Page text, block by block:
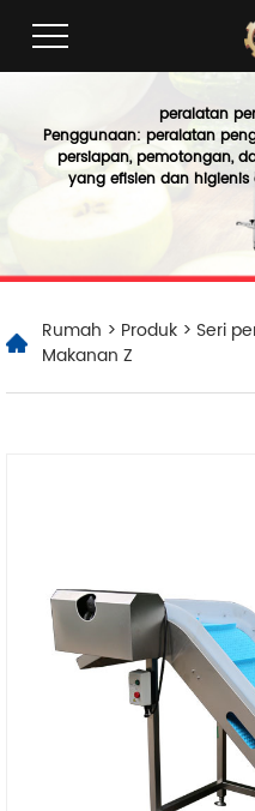
peralatan
Penggunaan: peralatan
persiapan, pemotongan,
yang efisien dan
Rumah > Produk > Seri
Makanan Z